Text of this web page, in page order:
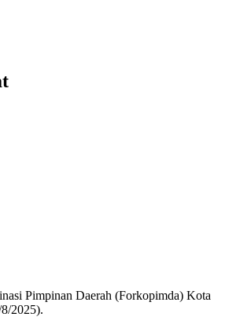
Pimpinan Daerah (Forkopimda) Kota
2025).